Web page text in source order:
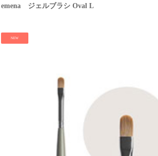
emena ジェルブラシ Oval L
NEW